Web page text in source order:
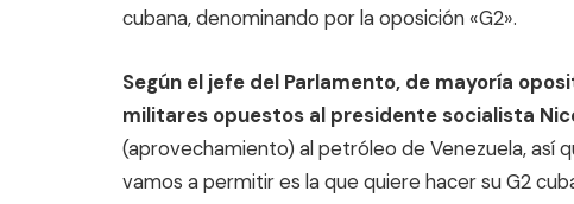
cubana, denominando por la oposición «G2».
Según el jefe del Parlamento, de mayoría
militares opuestos al presidente socialista
(aprovechamiento) al petróleo de Venezuela, así
vamos a permitir es la que quiere hacer su G2